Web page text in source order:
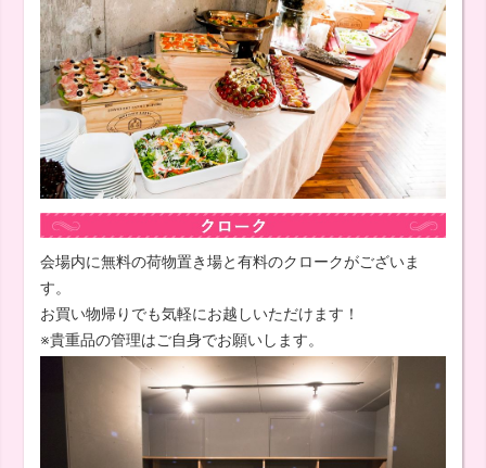
会場内に無料の荷物置き場と有料のクロークがございま
す。
お買い物帰りでも気軽にお越しいただけます！
※貴重品の管理はご自身でお願いします。